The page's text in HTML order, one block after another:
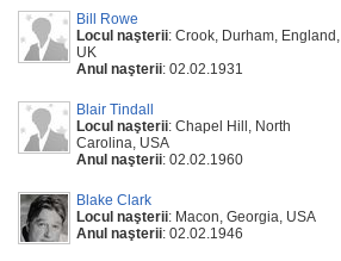
Bill Rowe
Locul naşterii: Crook, Durham, England,
UK
Anul naşterii: 02.02.1931
Blair Tindall
Locul naşterii: Chapel Hill, North
Carolina, USA
Anul naşterii: 02.02.1960
Blake Clark
Locul naşterii: Macon, Georgia, USA
Anul naşterii: 02.02.1946